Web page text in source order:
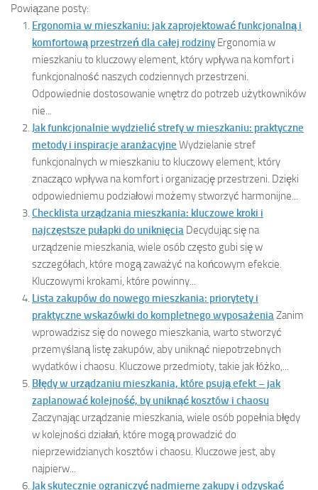
Powiązane posty:
Ergonomia w mieszkaniu: jak zaprojektować funkcjonalną i
komfortową przestrzeń dla całej rodziny Ergonomia w
mieszkaniu to kluczowy element, który wpływa na komfort i
funkcjonalność naszych codziennych przestrzeni.
Odpowiednie dostosowanie wnętrz do potrzeb użytkowników
nie...
Jak funkcjonalnie wydzielić strefy w mieszkaniu: praktyczne
metody i inspiracje aranżacyjne Wydzielanie stref
funkcjonalnych w mieszkaniu to kluczowy element, który
znacząco wpływa na komfort i organizację przestrzeni. Dzięki
odpowiedniemu podziałowi możemy stworzyć harmonijne...
Checklista urządzania mieszkania: kluczowe kroki i
najczęstsze pułapki do uniknięcia Decydując się na
urządzenie mieszkania, wiele osób często gubi się w
szczegółach, które mogą zaważyć na końcowym efekcie.
Kluczowymi krokami, które powinny...
Lista zakupów do nowego mieszkania: priorytety i
praktyczne wskazówki do kompletnego wyposażenia Zanim
wprowadzisz się do nowego mieszkania, warto stworzyć
przemyślaną listę zakupów, aby uniknąć niepotrzebnych
wydatków i chaosu. Kluczowe przedmioty, takie jak łóżko,...
Błędy w urządzaniu mieszkania, które psują efekt – jak
zaplanować kolejność, by uniknąć kosztów i chaosu
Zaczynając urządzanie mieszkania, wiele osób popełnia błędy
w kolejności działań, które mogą prowadzić do
nieprzewidzianych kosztów i chaosu. Kluczowe jest, aby
najpierw...
Jak skutecznie ograniczyć nadmierne zakupy i odzyskać